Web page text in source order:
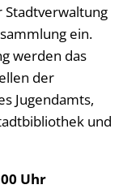
ein.
werden das
der
Jugendamts,
und
Uhr